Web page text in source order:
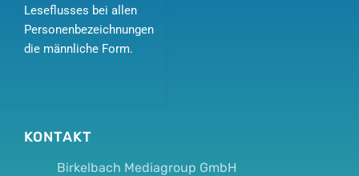
KONTAKT
Birkelbach Mediagroup GmbH
Leseflusses bei allen
Personenbezeichnungen
die männliche Form.